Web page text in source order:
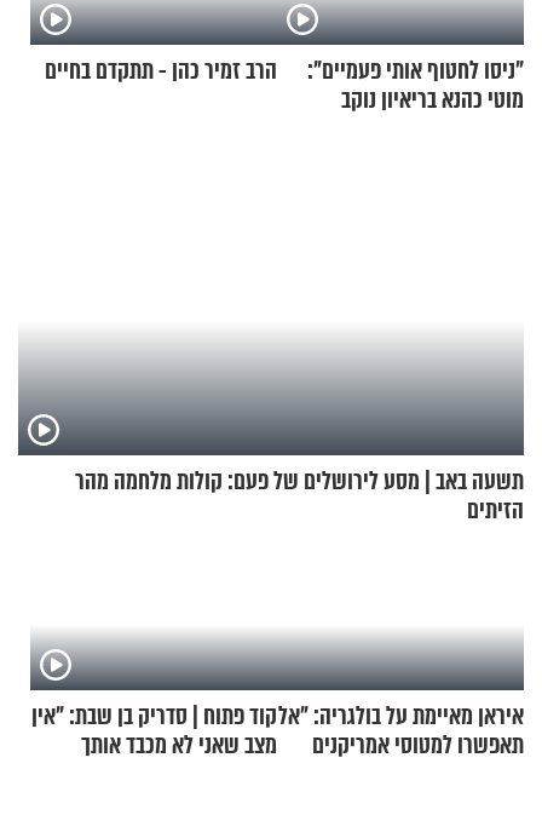
"ניסו לחטוף אותי פעמיים":
מוטי כהנא בריאיון נוקב
הרב זמיר כהן - תתקדם בחיים
תשעה באב | מסע לירושלים של פעם: קולות מלחמה מהר
הזיתים
איראן מאיימת על בולגריה: "אל
תאפשרו למטוסי אמריקנים
קוד פתוח | סדריק בן שבת: "אין
מצב שאני לא מכבד אותך